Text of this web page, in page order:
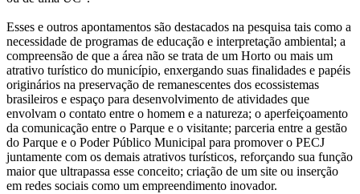
Esses e outros apontamentos são destacados na pesquisa tais como a
necessidade de programas de educação e interpretação ambiental; a
compreensão de que a área não se trata de um Horto ou mais um
atrativo turístico do município, enxergando suas finalidades e papéis
originários na preservação de remanescentes dos ecossistemas
brasileiros e espaço para desenvolvimento de atividades que
envolvam o contato entre o homem e a natureza; o aperfeiçoamento
da comunicação entre o Parque e o visitante; parceria entre a gestão
do Parque e o Poder Público Municipal para promover o PECJ
juntamente com os demais atrativos turísticos, reforçando sua função
maior que ultrapassa esse conceito; criação de um site ou inserção
em redes sociais como um empreendimento inovador.